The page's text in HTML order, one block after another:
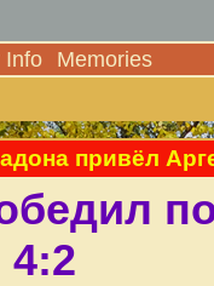
Info Memories
привёл
по
4:2